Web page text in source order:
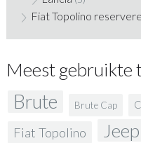
Fiat Topolino
Meest gebruikte
Brute Brute Cap
Fiat Topolino Jeep